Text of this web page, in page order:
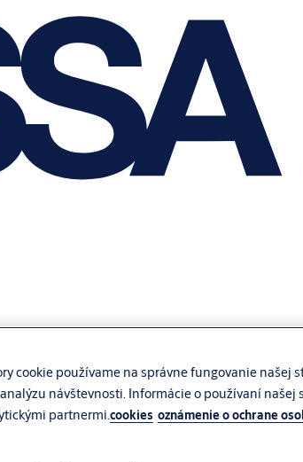
cookie používame na správne fungovanie
návštevnosti. Informácie o používaní
partnermi.cookies oznámenie o ochrane